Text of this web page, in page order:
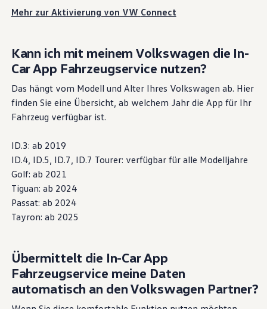
Digitalen Extras
Alles, was Sie brauchen, ist nur wenige Klicks entfernt:
Aktivieren Sie Ihre gewünschten Funktionen bequem per App
Mehr zur Aktivierung von VW Connect
Kann ich mit meinem Volkswagen die In-
Car App Fahrzeugservice nutzen?
Das hängt vom Modell und Alter Ihres Volkswagen ab. Hier
finden Sie eine Übersicht, ab welchem Jahr die App für Ihr
Fahrzeug verfügbar ist.
ID.3: ab 2019
ID.4, ID.5, ID.7, ID.7 Tourer: verfügbar für alle Modelljahre
Golf: ab 2021
Tiguan: ab 2024
Passat: ab 2024
Tayron: ab 2025
Übermittelt die In-Car App
Fahrzeugservice meine Daten
automatisch an denVolkswagen Partner?